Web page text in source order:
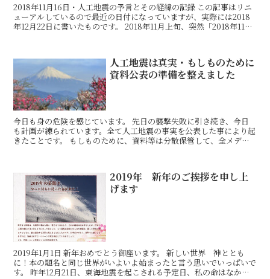
2018年11月16日・人工地震の予言とその経緯の記録 この記事はリニ
ューアルしているので最近の日付になっていますが、実際には2018
年12月22日に書いたものです。 2018年11月上旬、突然「2018年11月
人工地震は真実・もしものために
資料公表の準備を整えました
今日も身の危険を感じています。 先日の襲撃失敗に引き続き、今日
も計画が練られています。全て人工地震の事実を公表した事により起
きたことです。 もしものために、資料等は分散保管して、全メディ
2019年 新年のご挨拶を申し上
げます
2019年1月1日 新年おめでとう御座います。 新しい世界 神ととも
に！本の題名と同じ世界がいよいよ始まったと言う思いでいっぱいで
す。 昨年12月21日、東海地震を起こされる予定日、私の命はなかっ